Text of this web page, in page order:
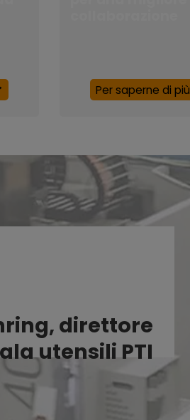
Per saperne di più
direttore
utensili PTI